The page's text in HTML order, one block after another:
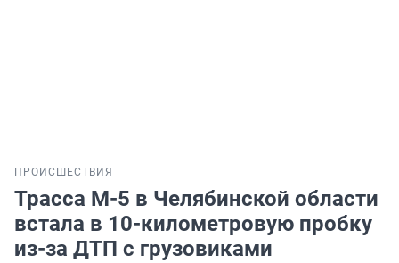
ПРОИСШЕСТВИЯ
Трасса М-5 в Челябинской области
встала в 10-километровую пробку
из-за ДТП с грузовиками